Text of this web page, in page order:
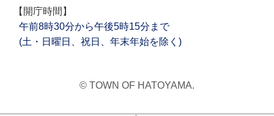
【開庁時間】
午前8時30分から午後5時15分まで
(土・日曜日、祝日、年末年始を除く)
© TOWN OF HATOYAMA.